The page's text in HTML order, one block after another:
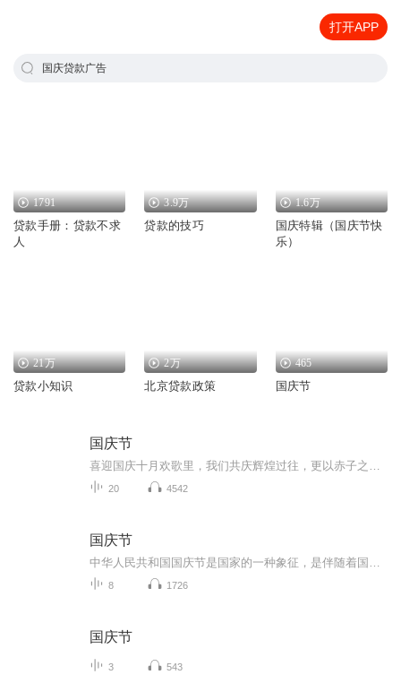
打开APP
国庆贷款广告
1791
贷款手册：贷款不求
人
3.9万
贷款的技巧
1.6万
国庆特辑（国庆节快
乐）
21万
贷款小知识
2万
北京贷款政策
465
国庆节
国庆节
20 4542
国庆节
8 1726
国庆节
3 543